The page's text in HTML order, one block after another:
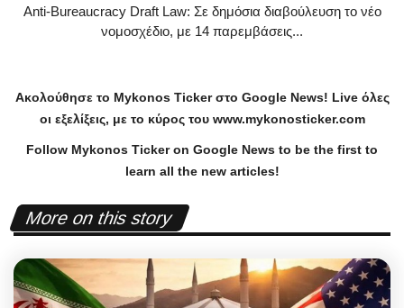
Anti-Bureaucracy Draft Law: Σε δημόσια διαβούλευση το νέο
νομοσχέδιο, με 14 παρεμβάσεις...
Ακολούθησε το Mykonos Tickerστο Google News! Liveόλες
οι εξελίξεις, με το κύρος του www.mykonosticker.com
Follow Mykonos Ticker on Google News to be the first to
learn all the new articles!
More on this story